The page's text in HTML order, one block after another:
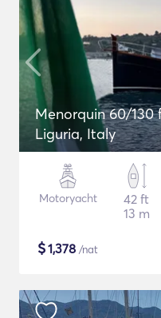
Menorquin 60/130
Liguria, Italy
Motoryacht
42 ft
13 m
$1,378 /nat